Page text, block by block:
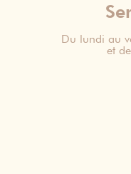
Du lundi au
et